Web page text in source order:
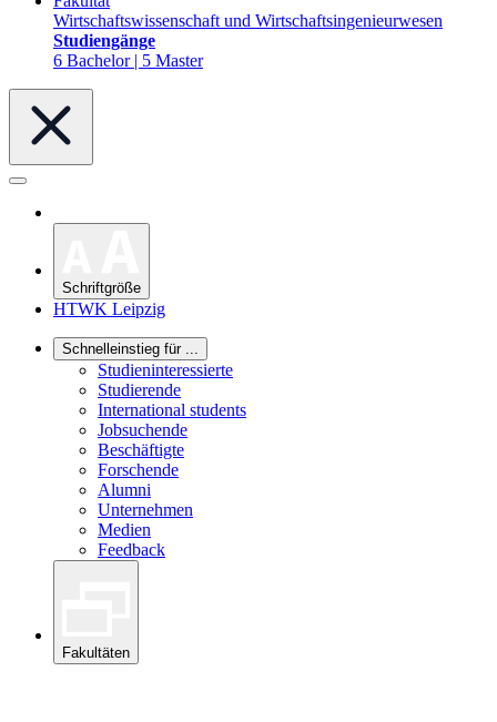
Wirtschaftswissenschaft und Wirtschaftsingenieurwesen
Studiengänge
6 Bachelor | 5 Master
Schriftgröße
HTWK Leipzig
Schnelleinstieg für ...
Studieninteressierte
Studierende
International students
Jobsuchende
Beschäftigte
Forschende
Alumni
Unternehmen
Medien
Feedback
Fakultäten